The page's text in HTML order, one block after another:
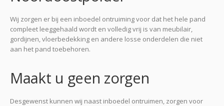
Wij zorgen er bij een inboedel ontruiming voor dat het hele pand
compleet leeggehaald wordt en volledig vrij is van meubilair,
gordijnen, vloerbedekking en andere losse onderdelen die niet
aan het pand toebehoren.
Maakt u geen zorgen
Desgewenst kunnen wij naast inboedel ontruimen, zorgen voor